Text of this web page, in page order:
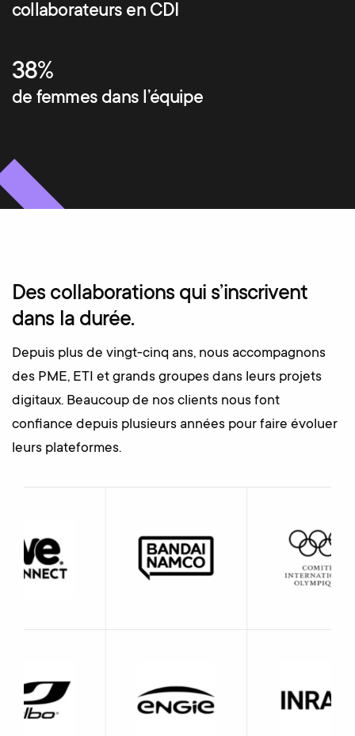
collaborateurs en CDI
38%
de femmes dans l’équipe
Des collaborations qui s’inscrivent
dans la durée.
Depuis plus de vingt-cinq ans, nous accompagnons
des PME, ETI et grands groupes dans leurs projets
digitaux. Beaucoup de nos clients nous font
confiance depuis plusieurs années pour faire évoluer
leurs plateformes.